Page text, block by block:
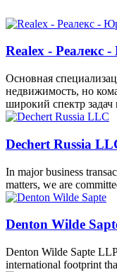
Realex - Реалекс
Основная
недвижимость, но
широкий спектр
Dechert Russia
In major business
matters, we are
Denton Wilde
Denton Wilde Sapte
international footprint